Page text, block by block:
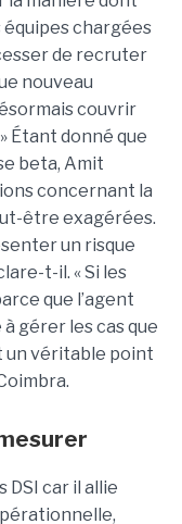
chargées
de recruter
nouveau
couvrir
Étant donné que
beta, Amit
concernant la
être exagérées.
un risque
t-il. « Si les
que l’agent
à gérer les cas que
un véritable point
DSI car il allie